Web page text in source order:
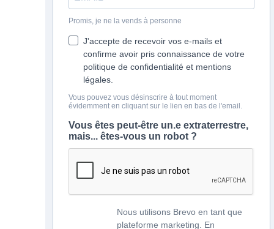
Promis, je ne la vends à personne
J'accepte de recevoir vos e-mails et
confirme avoir pris connaissance de votre
politique de confidentialité et mentions
légales.
Vous pouvez vous désinscrire à tout moment
évidemment en cliquant sur le lien en bas de l'email.
Vous êtes peut-être un.e extraterrestre,
mais... êtes-vous un robot ?
Nous utilisons Brevo en tant que
plateforme marketing. En